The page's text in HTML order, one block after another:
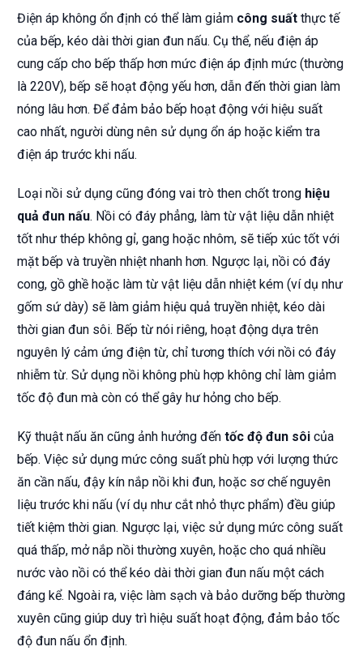
Điện áp không ổn định có thể làm giảm công suất thực tế
của bếp, kéo dài thời gian đun nấu. Cụ thể, nếu điện áp
cung cấp cho bếp thấp hơn mức điện áp định mức (thường
là 220V), bếp sẽ hoạt động yếu hơn, dẫn đến thời gian làm
nóng lâu hơn. Để đảm bảo bếp hoạt động với hiệu suất
cao nhất, người dùng nên sử dụng ổn áp hoặc kiểm tra
điện áp trước khi nấu.
Loại nồi sử dụng cũng đóng vai trò then chốt trong hiệu
quả đun nấu. Nồi có đáy phẳng, làm từ vật liệu dẫn nhiệt
tốt như thép không gỉ, gang hoặc nhôm, sẽ tiếp xúc tốt với
mặt bếp và truyền nhiệt nhanh hơn. Ngược lại, nồi có đáy
cong, gồ ghề hoặc làm từ vật liệu dẫn nhiệt kém (ví dụ như
gốm sứ dày) sẽ làm giảm hiệu quả truyền nhiệt, kéo dài
thời gian đun sôi. Bếp từ nói riêng, hoạt động dựa trên
nguyên lý cảm ứng điện từ, chỉ tương thích với nồi có đáy
nhiễm từ. Sử dụng nồi không phù hợp không chỉ làm giảm
tốc độ đun mà còn có thể gây hư hỏng cho bếp.
Kỹ thuật nấu ăn cũng ảnh hưởng đến tốc độ đun sôi của
bếp. Việc sử dụng mức công suất phù hợp với lượng thức
ăn cần nấu, đậy kín nắp nồi khi đun, hoặc sơ chế nguyên
liệu trước khi nấu (ví dụ như cắt nhỏ thực phẩm) đều giúp
tiết kiệm thời gian. Ngược lại, việc sử dụng mức công suất
quá thấp, mở nắp nồi thường xuyên, hoặc cho quá nhiều
nước vào nồi có thể kéo dài thời gian đun nấu một cách
đáng kể. Ngoài ra, việc làm sạch và bảo dưỡng bếp thường
xuyên cũng giúp duy trì hiệu suất hoạt động, đảm bảo tốc
độ đun nấu ổn định.